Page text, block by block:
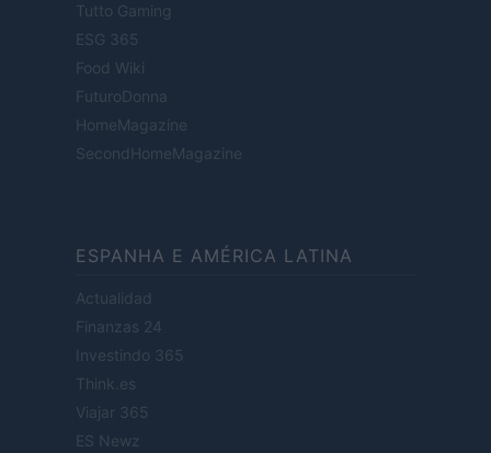
Tutto Gaming
ESG 365
Food Wiki
FuturoDonna
HomeMagazine
SecondHomeMagazine
ESPANHA E AMÉRICA LATINA
Actualidad
Finanzas 24
Investindo 365
Think.es
Viajar 365
ES Newz